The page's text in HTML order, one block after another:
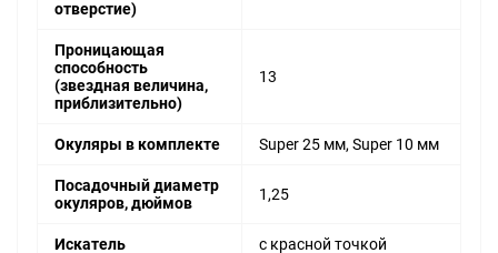
отверстие)
Проницающая
способность
(звездная величина,
приблизительно)
13
Окуляры в комплекте Super 25 мм, Super 10 мм
Посадочный диаметр
окуляров, дюймов
1,25
Искатель с красной точкой